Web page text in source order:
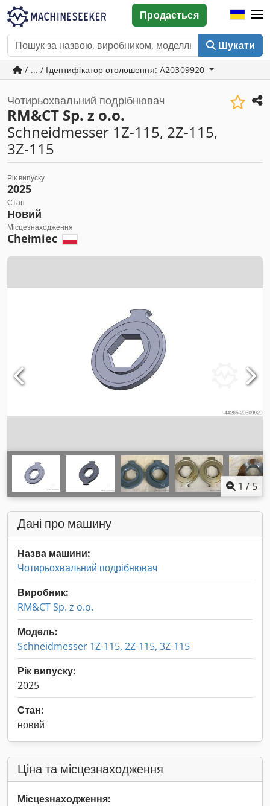
Шукати
Продається
/ ... / Ідентифікатор оголошення: A20309920
Чотирьохвальний подрібнювач
RM&CT Sp. z o.o.
Schneidmesser 1Z-115, 2Z-115,
3Z-115
Рік випуску
2025
Стан
Новий
Місцезнаходження
Chełmiec
1 / 5
Дані про машину
Назва машини:
Чотирьохвальний подрібнювач
Виробник:
RM&CT Sp. z o.o.
Модель:
Schneidmesser 1Z-115, 2Z-115, 3Z-115
Рік випуску:
2025
Стан:
новий
Ціна та місцезнаходження
Місцезнаходження: